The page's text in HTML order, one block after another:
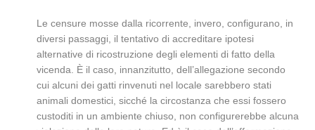
Le censure mosse dalla ricorrente, invero, configurano, in
diversi passaggi, il tentativo di accreditare ipotesi
alternative di ricostruzione degli elementi di fatto della
vicenda. È il caso, innanzitutto, dell’allegazione secondo
cui alcuni dei gatti rinvenuti nel locale sarebbero stati
animali domestici, sicché la circostanza che essi fossero
custoditi in un ambiente chiuso, non configurerebbe alcuna